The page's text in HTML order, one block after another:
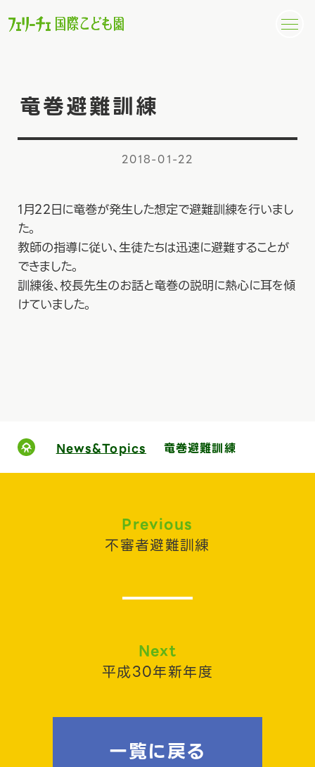
竜巻避難訓練
2018-01-22
1月22日に竜巻が発生した想定で避難訓練を行いまし
た。
教師の指導に従い、生徒たちは迅速に避難することが
できました。
訓練後、校長先生のお話と竜巻の説明に熱心に耳を傾
けていました。
News&Topics 竜巻避難訓練
Previous
不審者避難訓練
一覧に戻る
Next
平成30年新年度